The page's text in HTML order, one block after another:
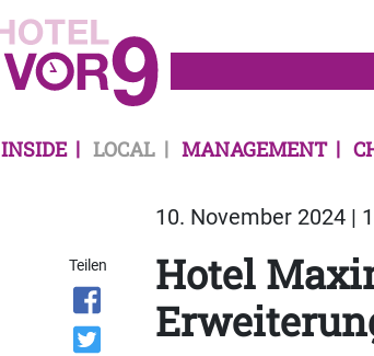
INSIDE LOCAL MANAGEMENT
10. November 2024 |
Teilen
Hotel